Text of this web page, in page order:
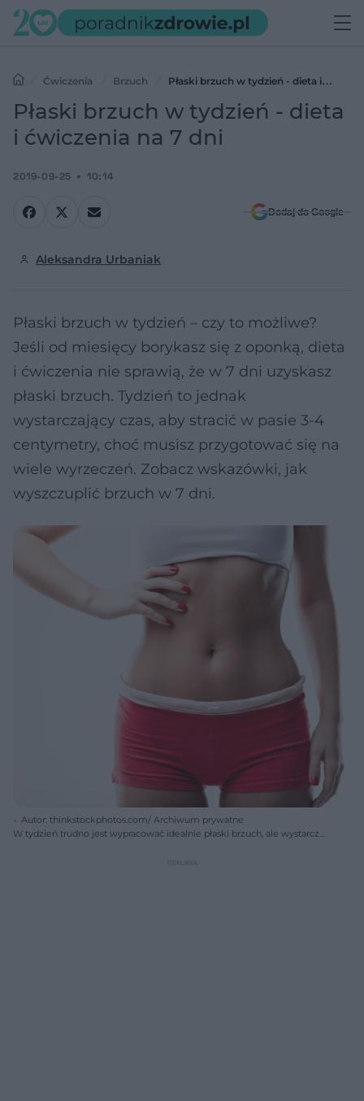
Ćwiczenia Brzuch
Płaski brzuch w tydzień - dieta i
ćwiczenia na 7 dni
Płaski brzuch w tydzień - dieta
i ćwiczenia na 7 dni
2019-09-25 10:14
Dodaj do Google
Aleksandra Urbaniak
Płaski brzuch w tydzień – czy to możliwe?
Jeśli od miesięcy borykasz się z oponką, dieta
i ćwiczenia nie sprawią, że w 7 dni uzyskasz
płaski brzuch. Tydzień to jednak
wystarczający czas, aby stracić w pasie 3-4
centymetry, choć musisz przygotować się na
wiele wyrzeczeń. Zobacz wskazówki, jak
wyszczuplić brzuch w 7 dni.
Autor: thinkstockphotos.com/ Archiwum prywatne
W tydzień trudno jest wypracować idealnie płaski brzuch, ale wystarczy